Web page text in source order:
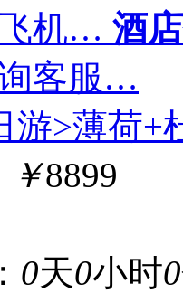
飞机… 酒
客服…
游>薄荷+
￥8899
0天0小时0